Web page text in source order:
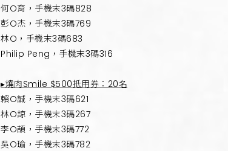
何O育，手機末3碼828
彭O杰，手機末3碼769
林O，手機末3碼683
Philip Peng，手機末3碼316
▸燒肉Smile $500抵用券：20名
賴O誠，手機末3碼621
林O諒，手機末3碼267
李O頡，手機末3碼772
吳O瑜，手機末3碼782